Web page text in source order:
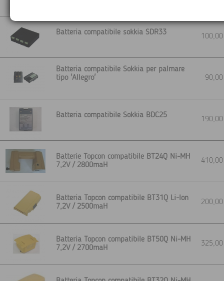
Batteria compatibile sokkia SDR33
Batteria compatibile Sokkia per palmare
tipo 'Allegro'
Batteria compatibile Sokkia BDC25
Batterie Topcon compatibile BT24Q Ni-MH
7,2V / 2800maH
Batteria Topcon compatibile BT31Q Li-Ion
7,2V / 2500maH
Batteria Topcon compatibile BT50Q Ni-MH
7,2V / 2700maH